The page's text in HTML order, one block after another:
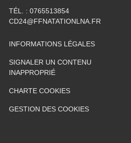
TÉL. : 0765513854
CD24@FFNATATIONLNA.FR
INFORMATIONS LÉGALES
SIGNALER UN CONTENU
INAPPROPRIÉ
CHARTE COOKIES
GESTION DES COOKIES